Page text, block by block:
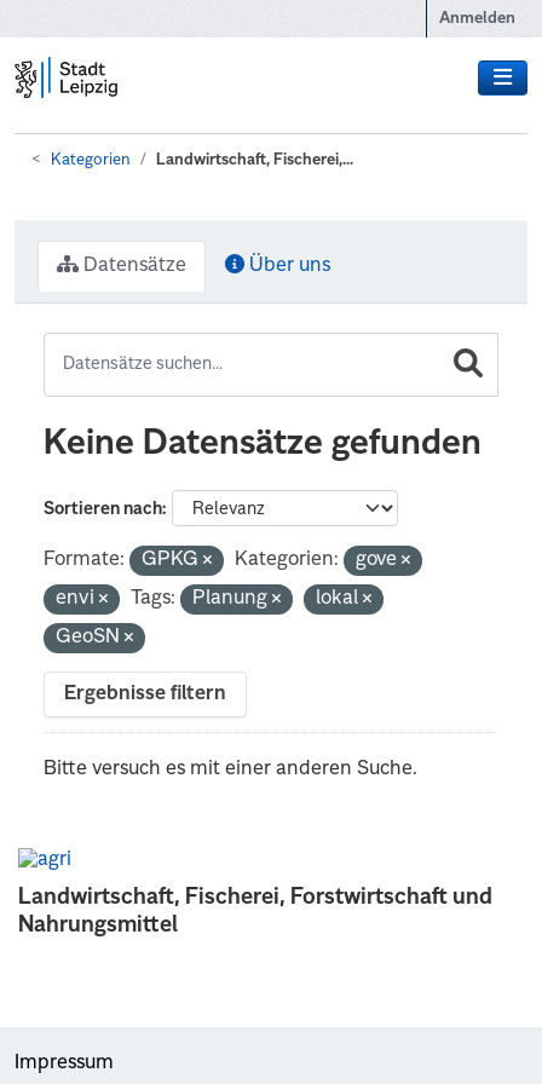
Anmelden
Kategorien Landwirtschaft, Fischerei,...
Landwirtschaft, Fischerei, Forstwirtschaft und
Nahrungsmittel
Datensätze Über uns
Keine Datensätze gefunden
Sortieren nach
Formate: GPKG Kategorien:
gove
envi
Tags: Planung
lokal
GeoSN
Ergebnisse filtern
Bitte versuch es mit einer anderen Suche.
Impressum